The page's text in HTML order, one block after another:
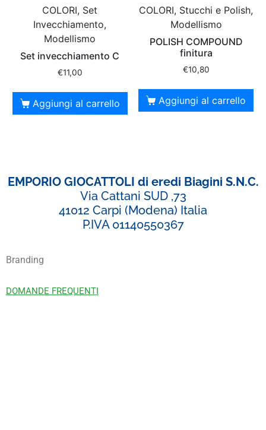
COLORI, Set
Invecchiamento,
Modellismo
Set invecchiamento C
€11,00
Aggiungi al carrello
COLORI, Stucchi e Polish,
Modellismo
POLISH COMPOUND
finitura
€10,80
Aggiungi al carrello
EMPORIO GIOCATTOLI di eredi Biagini S.N.C.
Via Cattani SUD ,73
41012 Carpi (Modena) Italia
P.IVA 01140550367
Branding
DOMANDE FREQUENTI